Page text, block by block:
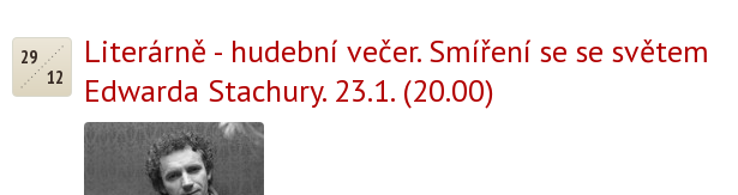
29
12
Literárně - hudební večer. Smíření se se světem
Edwarda Stachury. 23.1. (20.00)